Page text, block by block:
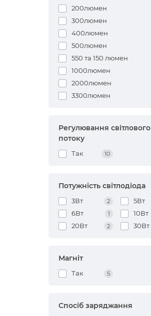
200люмен
300люмен
400люмен
500люмен
550 та 150 люмен
1000люмен
2000люмен
3300люмен
Регулювання світлового
потоку
Так 10
Потужність світлодіода
3Вт 2 5Вт
6Вт 1 10Вт
20Вт 2 30Вт
Магніт
Так 5
Спосіб заряджання